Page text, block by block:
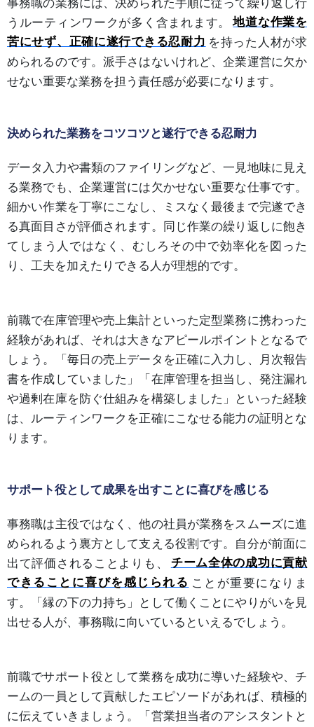
うルーティンワークが多く含まれます。
地道な作業を
苦にせず、正確に遂行できる忍耐力 を持った人材が求
められるのです。派手さはないけれど、企業運営に欠か
せない重要な業務を担う責任感が必要になります。
決められた業務をコツコツと遂行できる忍耐力
データ入力や書類のファイリングなど、一見地味に見え
る業務でも、企業運営には欠かせない重要な仕事です。
細かい作業を丁寧にこなし、ミスなく最後まで完遂でき
る真面目さが評価されます。同じ作業の繰り返しに飽き
てしまう人ではなく、むしろその中で効率化を図った
り、工夫を加えたりできる人が理想的です。
前職で在庫管理や売上集計といった定型業務に携わった
経験があれば、それは大きなアピールポイントとなるで
しょう。「毎日の売上データを正確に入力し、月次報告
書を作成していました」「在庫管理を担当し、発注漏れ
や過剰在庫を防ぐ仕組みを構築しました」といった経験
は、ルーティンワークを正確にこなせる能力の証明とな
ります。
サポート役として成果を出すことに喜びを感じる
事務職は主役ではなく、他の社員が業務をスムーズに進
められるよう裏方として支える役割です。自分が前面に
出て評価されることよりも、
チーム全体の成功に貢献
できることに喜びを感じられる ことが重要になりま
す。「縁の下の力持ち」として働くことにやりがいを見
出せる人が、事務職に向いているといえるでしょう。
前職でサポート役として業務を成功に導いた経験や、チ
ームの一員として貢献したエピソードがあれば、積極的
に伝えていきましょう。「営業担当者のアシスタントと